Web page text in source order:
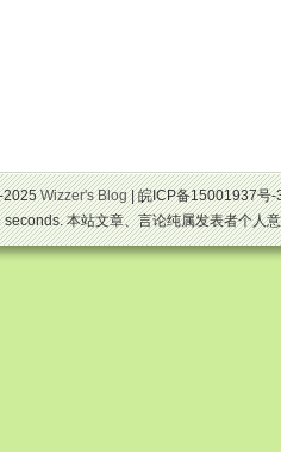
2025Wizzer's Blog| 皖ICP备15001937号
本站文章、言论纯属发表者个人